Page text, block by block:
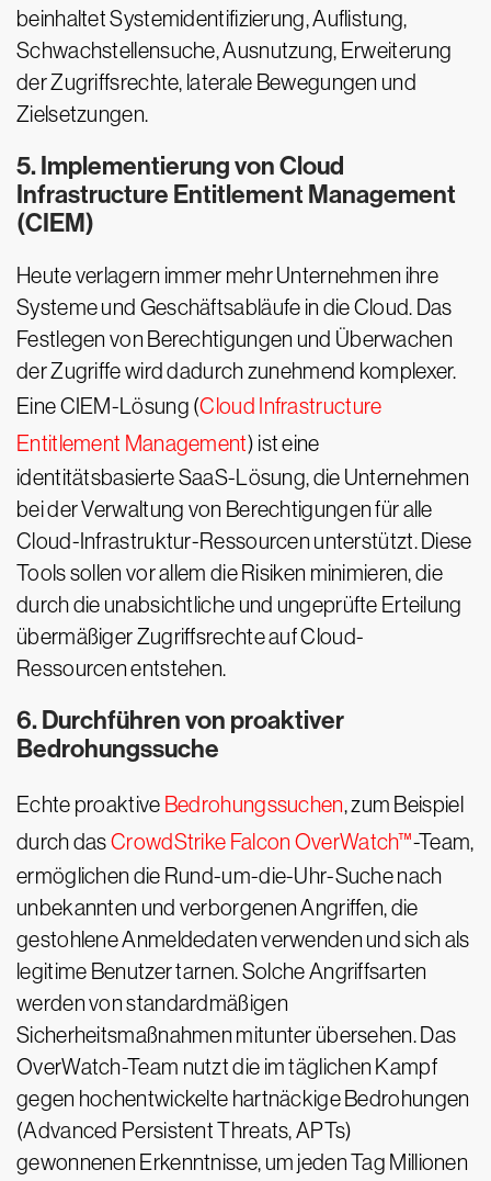
beinhaltet Systemidentifizierung, Auflistung,
Schwachstellensuche, Ausnutzung, Erweiterung
der Zugriffsrechte, laterale Bewegungen und
Zielsetzungen.
5. Implementierung von Cloud
Infrastructure Entitlement Management
(CIEM)
Heute verlagern immer mehr Unternehmen ihre
Systeme und Geschäftsabläufe in die Cloud. Das
Festlegen von Berechtigungen und Überwachen
der Zugriffe wird dadurch zunehmend komplexer.
Eine CIEM-Lösung (Cloud Infrastructure
Entitlement Management) ist eine
identitätsbasierte SaaS-Lösung, die Unternehmen
bei der Verwaltung von Berechtigungen für alle
Cloud-Infrastruktur-Ressourcen unterstützt. Diese
Tools sollen vor allem die Risiken minimieren, die
durch die unabsichtliche und ungeprüfte Erteilung
übermäßiger Zugriffsrechte auf Cloud-
Ressourcen entstehen.
6. Durchführen von proaktiver
Bedrohungssuche
Echte proaktive Bedrohungssuchen, zum Beispiel
durch dasCrowdStrike Falcon OverWatch™-Team,
ermöglichen die Rund-um-die-Uhr-Suche nach
unbekannten und verborgenen Angriffen, die
gestohlene Anmeldedaten verwenden und sich als
legitime Benutzer tarnen. Solche Angriffsarten
werden von standardmäßigen
Sicherheitsmaßnahmen mitunter übersehen. Das
OverWatch-Team nutzt die im täglichen Kampf
gegen hochentwickelte hartnäckige Bedrohungen
(Advanced Persistent Threats, APTs)
gewonnenen Erkenntnisse, um jeden Tag Millionen